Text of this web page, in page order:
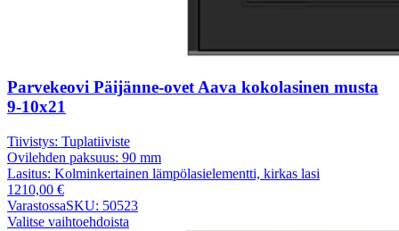
Parvekeovi Päijänne-ovet Aava kokolasinen musta
9-10x21
Tiivistys: Tuplatiiviste
Ovilehden paksuus: 90 mm
Lasitus: Kolminkertainen lämpölasielementti, kirkas lasi
1210,00 €
VarastossaSKU: 50523
Valitse vaihtoehdoista